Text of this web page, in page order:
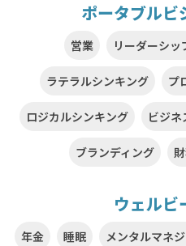
ポータブルビ
営業 リーダーシッ
ラテラルシンキング プ
ロジカルシンキング ビジネ
ブランディング
ウェルビ
年金 睡眠 メンタルマネ